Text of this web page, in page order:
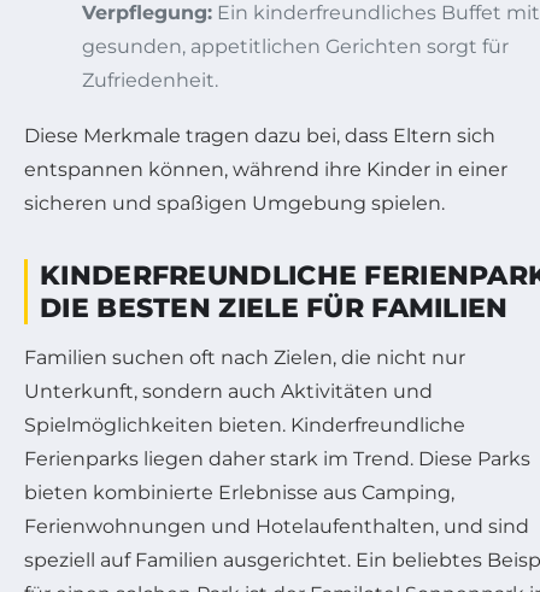
Verpflegung: Ein kinderfreundliches Buffet mit
gesunden, appetitlichen Gerichten sorgt für
Zufriedenheit.
Diese Merkmale tragen dazu bei, dass Eltern sich
entspannen können, während ihre Kinder in einer
sicheren und spaßigen Umgebung spielen.
KINDERFREUNDLICHE
DIE BESTEN ZIELE FÜR FAMILIEN
Familien suchen oft nach Zielen, die nicht nur
Unterkunft, sondern auch Aktivitäten und
Spielmöglichkeiten bieten. Kinderfreundliche
Ferienparks liegen daher stark im Trend. Diese Parks
bieten kombinierte Erlebnisse aus Camping,
Ferienwohnungen und Hotelaufenthalten, und sind
speziell auf Familien ausgerichtet. Ein beliebtes